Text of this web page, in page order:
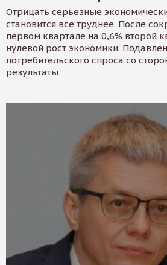
Отрицать серьезные
становится все труднее. После
первом квартале на 0,6% второй
нулевой рост экономики.
потребительского спроса со
результаты